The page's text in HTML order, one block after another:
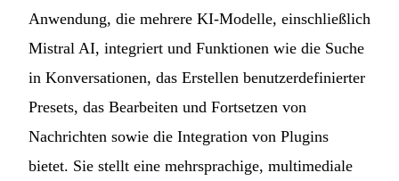
Anwendung, die mehrere KI-Modelle, einschließlich
Mistral AI, integriert und Funktionen wie die Suche
in Konversationen, das Erstellen benutzerdefinierter
Presets, das Bearbeiten und Fortsetzen von
Nachrichten sowie die Integration von Plugins
bietet. Sie stellt eine mehrsprachige, multimediale